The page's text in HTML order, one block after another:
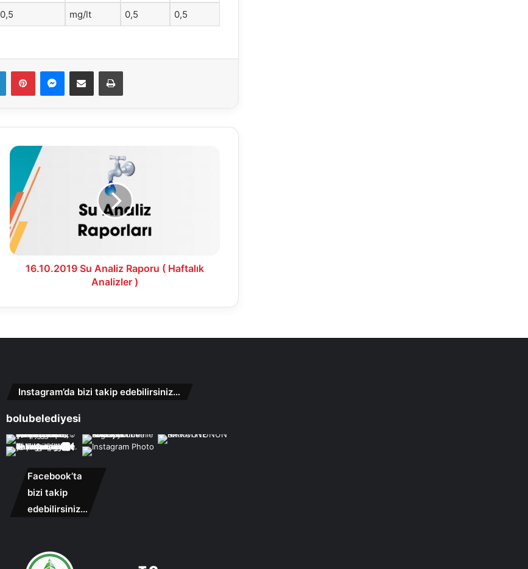
0,5 mg/lt 0,5 0,5
LinkedInPinterestMessenger
E-Mail ile paylaş Yazdır
16.10.2019
Analiz
Raporu
(
Haftalık
Analizler
)
16.10.2019 Su Analiz Raporu ( Haftalık
Analizler )
Instagram’da bizi takip edebilirsiniz…
bolubelediyesi
Facebook’ta
bizi takip
edebilirsiniz…